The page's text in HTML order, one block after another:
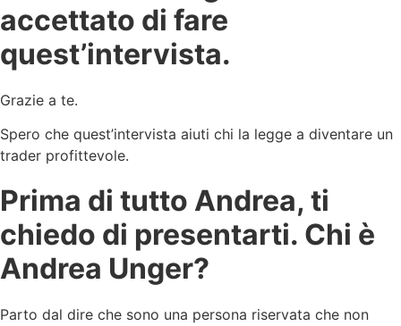
accettato di fare
quest’intervista.
Grazie a te.
Spero che quest’intervista aiuti chi la legge a diventare un
trader profittevole.
Prima di tutto Andrea, ti
chiedo di presentarti. Chi è
Andrea Unger?
Parto dal dire che sono una persona riservata che non